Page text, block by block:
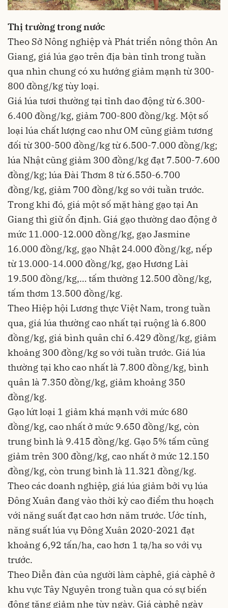
Thị trường trong nước
Theo Sở Nông nghiệp và Phát triển nông thôn An
Giang, giá lúa gạo trên địa bàn tỉnh trong tuần
qua nhìn chung có xu hướng giảm mạnh từ 300-
800 đồng/kg tùy loại.
Giá lúa tươi thường tại tỉnh dao động từ 6.300-
6.400 đồng/kg, giảm 700-800 đồng/kg. Một số
loại lúa chất lượng cao như OM cũng giảm tương
đối từ 300-500 đồng/kg từ 6.500-7.000 đồng/kg;
lúa Nhật cũng giảm 300 đồng/kg đạt 7.500-7.600
đồng/kg; lúa Đài Thơm 8 từ 6.550-6.700
đồng/kg, giảm 700 đồng/kg so với tuần trước.
Trong khi đó, giá một số mặt hàng gạo tại An
Giang thì giữ ổn định. Giá gạo thường dao động ở
mức 11.000-12.000 đồng/kg, gạo Jasmine
16.000 đồng/kg, gạo Nhật 24.000 đồng/kg, nếp
từ 13.000-14.000 đồng/kg, gạo Hương Lài
19.500 đồng/kg,… tấm thường 12.500 đồng/kg,
tấm thơm 13.500 đồng/kg.
Theo Hiệp hội Lương thực Việt Nam, trong tuần
qua, giá lúa thường cao nhất tại ruộng là 6.800
đồng/kg, giá bình quân chỉ 6.429 đồng/kg, giảm
khoảng 300 đồng/kg so với tuần trước. Giá lúa
thường tại kho cao nhất là 7.800 đồng/kg, bình
quân là 7.350 đồng/kg, giảm khoảng 350
đồng/kg.
Gạo lứt loại 1 giảm khá mạnh với mức 680
đồng/kg, cao nhất ở mức 9.650 đồng/kg, còn
trung bình là 9.415 đồng/kg. Gạo 5% tấm cũng
giảm trên 300 đồng/kg, cao nhất ở mức 12.150
đồng/kg, còn trung bình là 11.321 đồng/kg.
Theo các doanh nghiệp, giá lúa giảm bởi vụ lúa
Đông Xuân đang vào thời kỳ cao điểm thu hoạch
với năng suất đạt cao hơn năm trước. Ước tính,
năng suất lúa vụ Đông Xuân 2020-2021 đạt
khoảng 6,92 tấn/ha, cao hơn 1 tạ/ha so với vụ
trước.
Theo Diễn đàn của người làm càphê, giá càphê ở
khu vực Tây Nguyên trong tuần qua có sự biến
động tăng giảm nhẹ tùy ngày. Giá càphê ngày